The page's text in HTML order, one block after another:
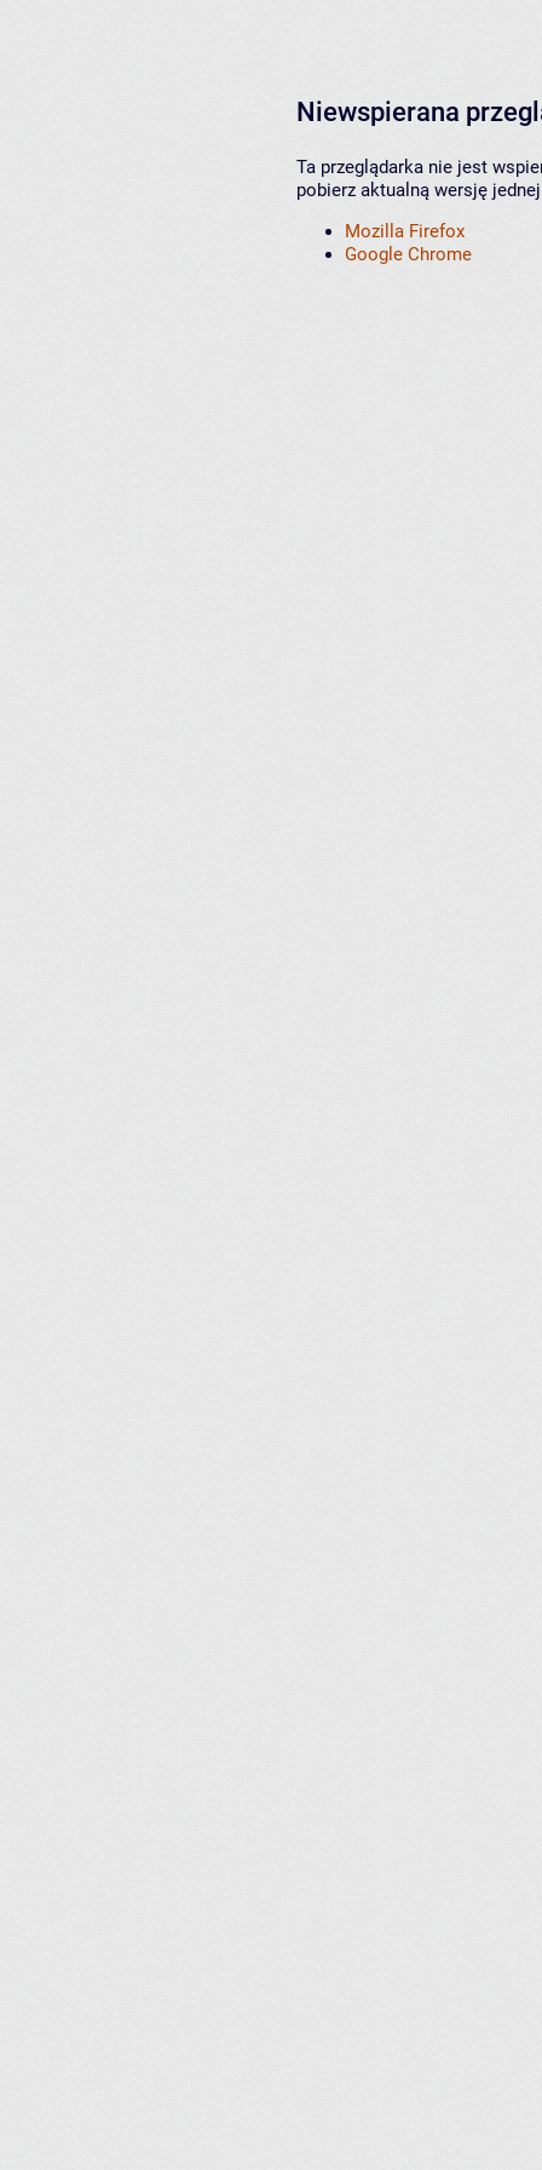
Niewspierana
Ta przeglądarka nie jest
pobierz aktualną wersję
Mozilla Firefox
Google Chrome